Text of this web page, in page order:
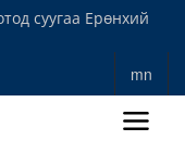
суугаа Ерөнхий
mn